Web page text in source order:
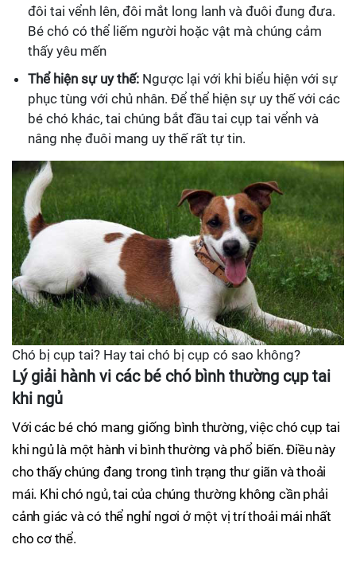
đôi tai vểnh lên, đôi mắt long lanh và đuôi đung đưa.
Bé chó có thể liếm người hoặc vật mà chúng cảm
thấy yêu mến
Thể hiện sự uy thế: Ngược lại với khi biểu hiện với sự
phục tùng với chủ nhân. Để thể hiện sự uy thế với các
bé chó khác, tai chúng bắt đầu tai cụp tai vểnh và
nâng nhẹ đuôi mang uy thế rất tự tin.
Chó bị cụp tai? Hay tai chó bị cụp có sao không?
Lý giải hành vi các bé chó bình thường cụp tai
khi ngủ
Với các bé chó mang giống bình thường, việc chó cụp tai
khi ngủ là một hành vi bình thường và phổ biến. Điều này
cho thấy chúng đang trong tình trạng thư giãn và thoải
mái. Khi chó ngủ, tai của chúng thường không cần phải
cảnh giác và có thể nghỉ ngơi ở một vị trí thoải mái nhất
cho cơ thể.